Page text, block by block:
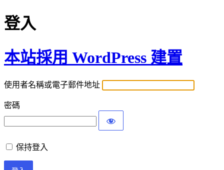
登入
本站採用 WordPress 建置
使用者名稱或電子郵件地址
密碼
保持登入